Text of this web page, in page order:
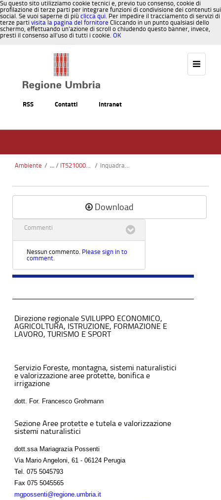
Su questo sito utilizziamo cookie tecnici e, previo tuo consenso, cookie di
profilazione di terze parti per integrare funzioni di condivisione dei contenuti sui
social. Se vuoi saperne di più clicca qui. Per impedire il tracciamento di servizi di
terze parti visita la pagina del fornitore Cliccando in un punto qualsiasi dello
schermo, effettuando un’azione di scroll o chiudendo questo banner, invece,
presti il consenso all’uso di tutti i cookie. OK
RSS Contatti Intranet
Ambiente / IT5210003 Fiume Tevere tra San Giustino e Pierantonio / InquadramentoGeograficoAmministrativo.pdf
Download
Commenti
Nessun commento. Please sign in to
comment.
Direzione regionale SVILUPPO ECONOMICO,
AGRICOLTURA, ISTRUZIONE, FORMAZIONE E
LAVORO, TURISMO E SPORT
Servizio Foreste, montagna, sistemi naturalistici
e valorizzazione aree protette, bonifica e
irrigazione
dott. For. Francesco Grohmann
Sezione Aree protette e tutela e valorizzazione
sistemi naturalistici
dott.ssa Mariagrazia Possenti
Via Mario Angeloni, 61 - 06124 Perugia
Tel. 075 5045793
Fax 075 5045565
mgpossenti@regione.umbria.it